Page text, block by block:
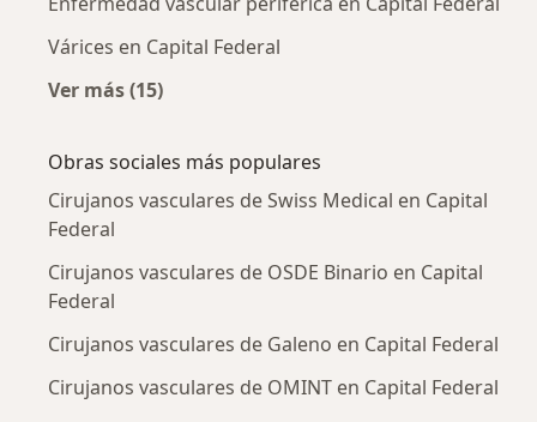
Várices en Capital Federal
Ver más (15)
Obras sociales más populares
Cirujanos vasculares de Swiss Medical en Capital
Federal
Cirujanos vasculares de OSDE Binario en Capital
Federal
Cirujanos vasculares de Galeno en Capital Federal
Cirujanos vasculares de OMINT en Capital Federal